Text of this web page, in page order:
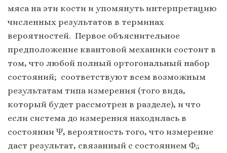
мяса на эти кости и упомянуть интерпретацию
численных результатов в терминах
вероятностей. Первое объяснительное
предположение квантовой механики состоит в
том, что любой полный ортогональный набор
состояний; соответствуют всем возможным
результатам типа измерения (того вида,
который будет рассмотрен в разделе), и что
если система до измерения находилась в
состоянии Ψ, вероятность того, что измерение
даст результат, связанный с состоянием Φᵢ;